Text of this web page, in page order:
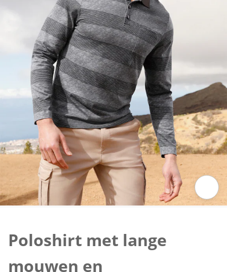
Poloshirt met lange
mouwen en